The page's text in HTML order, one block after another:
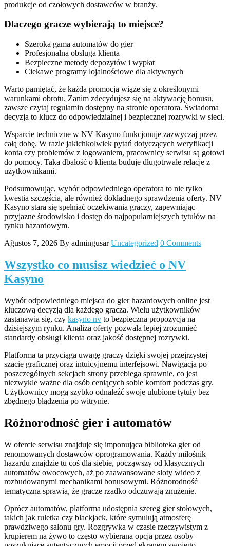
produkcje od czołowych dostawców w branży.
Dlaczego gracze wybierają to miejsce?
Szeroka gama automatów do gier
Profesjonalna obsługa klienta
Bezpieczne metody depozytów i wypłat
Ciekawe programy lojalnościowe dla aktywnych
Warto pamiętać, że każda promocja wiąże się z określonymi
warunkami obrotu. Zanim zdecydujesz się na aktywację bonusu,
zawsze czytaj regulamin dostępny na stronie operatora. Świadoma
decyzja to klucz do odpowiedzialnej i bezpiecznej rozrywki w sieci.
Wsparcie techniczne w NV Kasyno funkcjonuje zazwyczaj przez
całą dobę. W razie jakichkolwiek pytań dotyczących weryfikacji
konta czy problemów z logowaniem, pracownicy serwisu są gotowi
do pomocy. Taka dbałość o klienta buduje długotrwałe relacje z
użytkownikami.
Podsumowując, wybór odpowiedniego operatora to nie tylko
kwestia szczęścia, ale również dokładnego sprawdzenia oferty. NV
Kasyno stara się spełniać oczekiwania graczy, zapewniając
przyjazne środowisko i dostęp do najpopularniejszych tytułów na
rynku hazardowym.
Ağustos 7, 2026 By admingusar Uncategorized 0 Comments
Wszystko co musisz wiedzieć o NV
Kasyno
Wybór odpowiedniego miejsca do gier hazardowych online jest
kluczową decyzją dla każdego gracza. Wielu użytkowników
zastanawia się, czy kasyno nv to bezpieczna propozycja na
dzisiejszym rynku. Analiza oferty pozwala lepiej zrozumieć
standardy obsługi klienta oraz jakość dostępnej rozrywki.
Platforma ta przyciąga uwagę graczy dzięki swojej przejrzystej
szacie graficznej oraz intuicyjnemu interfejsowi. Nawigacja po
poszczególnych sekcjach strony przebiega sprawnie, co jest
niezwykle ważne dla osób ceniących sobie komfort podczas gry.
Użytkownicy mogą szybko odnaleźć swoje ulubione tytuły bez
zbędnego błądzenia po witrynie.
Różnorodność gier i automatów
W ofercie serwisu znajduje się imponująca biblioteka gier od
renomowanych dostawców oprogramowania. Każdy miłośnik
hazardu znajdzie tu coś dla siebie, począwszy od klasycznych
automatów owocowych, aż po zaawansowane sloty wideo z
rozbudowanymi mechanikami bonusowymi. Różnorodność
tematyczna sprawia, że gracze rzadko odczuwają znużenie.
Oprócz automatów, platforma udostępnia szereg gier stołowych,
takich jak ruletka czy blackjack, które symulują atmosferę
prawdziwego salonu gry. Rozgrywka w czasie rzeczywistym z
krupierem na żywo to często wybierana opcja przez osoby